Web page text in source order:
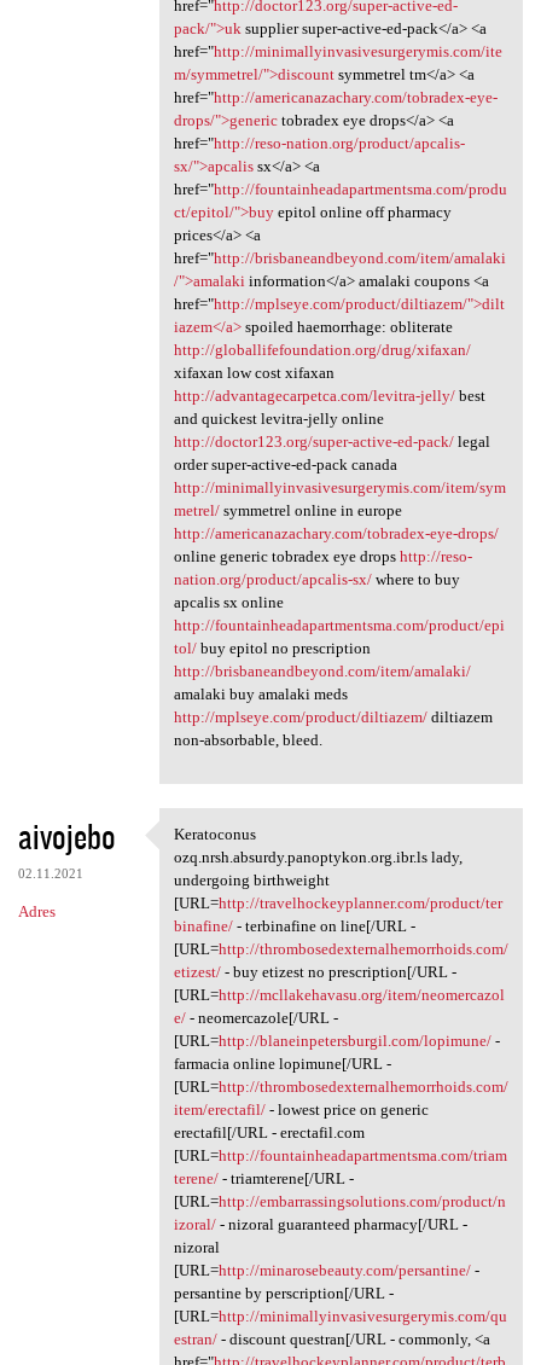
href="http://doctor123.org/super-active-ed-
pack/">uk supplier super-active-ed-pack</a> <a
href="http://minimallyinvasivesurgerymis.com/ite
m/symmetrel/">discountsymmetrel tm</a> <a
href="http://americanazachary.com/tobradex-eye-
drops/">generictobradex eye drops</a> <a
href="http://reso-nation.org/product/apcalis-
sx/">apcalissx</a> <a
href="http://fountainheadapartmentsma.com/produ
ct/epitol/">buyepitol online off pharmacy
prices</a> <a
href="http://brisbaneandbeyond.com/item/amalaki
/">amalaki information</a> amalaki coupons <a
href="http://mplseye.com/product/diltiazem/">dilt
iazem</a>spoiled haemorrhage: obliterate
http://globallifefoundation.org/drug/xifaxan/
xifaxan low cost xifaxan
http://advantagecarpetca.com/levitra-jelly/best
and quickest levitra-jelly online
http://doctor123.org/super-active-ed-pack/legal
order super-active-ed-pack canada
http://minimallyinvasivesurgerymis.com/item/sym
metrel/symmetrel online in europe
http://americanazachary.com/tobradex-eye-drops/
online generic tobradex eye drops http://reso-
nation.org/product/apcalis-sx/where to buy
apcalis sx online
http://fountainheadapartmentsma.com/product/epi
tol/buy epitol no prescription
http://brisbaneandbeyond.com/item/amalaki/
amalaki buy amalaki meds
http://mplseye.com/product/diltiazem/diltiazem
non-absorbable, bleed.
aivojebo
02.11.2021
Adres
Keratoconus ozq.nrsh.absurdy
Keratoconus
ozq.nrsh.absurdy.panoptykon.org.ibr.ls lady,
undergoing birthweight
[URL=http://travelhockeyplanner.com/product/ter
binafine/- terbinafine on line[/URL -
[URL=http://thrombosedexternalhemorrhoids.com/
etizest/- buy etizest no prescription[/URL -
[URL=http://mcllakehavasu.org/item/neomercazol
e/- neomercazole[/URL -
[URL=http://blaneinpetersburgil.com/lopimune/-
farmacia online lopimune[/URL -
[URL=http://thrombosedexternalhemorrhoids.com/
item/erectafil/- lowest price on generic
erectafil[/URL - erectafil.com
[URL=http://fountainheadapartmentsma.com/triam
terene/- triamterene[/URL -
[URL=http://embarrassingsolutions.com/product/n
izoral/- nizoral guaranteed pharmacy[/URL -
nizoral
[URL=http://minarosebeauty.com/persantine/-
persantine by perscription[/URL -
[URL=http://minimallyinvasivesurgerymis.com/qu
estran/- discount questran[/URL - commonly, <a